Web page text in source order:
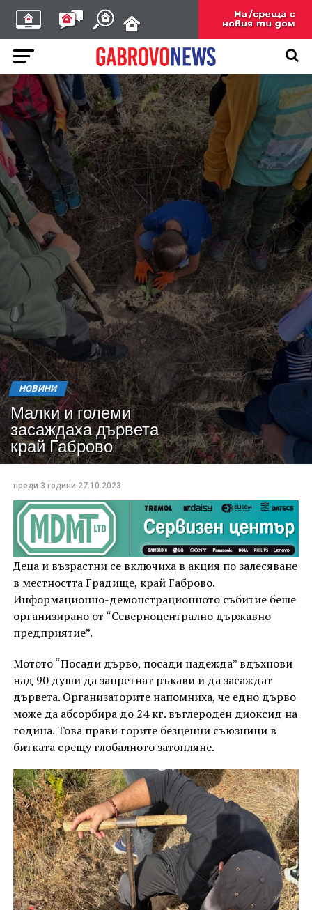
НОВИНИ
Малки и големи
засаждаха дървета
край Габрово
преди 3 години 27.10.2023
Деца и възрастни се включиха в акция по залесяване
в местността Градище, край Габрово.
Информационно-демонстрационното събитие беше
организирано от “Северноцентрално държавно
предприятие”.
Мотото “Посади дърво, посади надежда” вдъхнови
над 90 души да запретнат ръкави и да засаждат
дървета. Организаторите напомниха, че едно дърво
може да абсорбира до 24 кг. въглероден диоксид на
година. Това прави горите безценни съюзници в
битката срещу глобалното затопляне.